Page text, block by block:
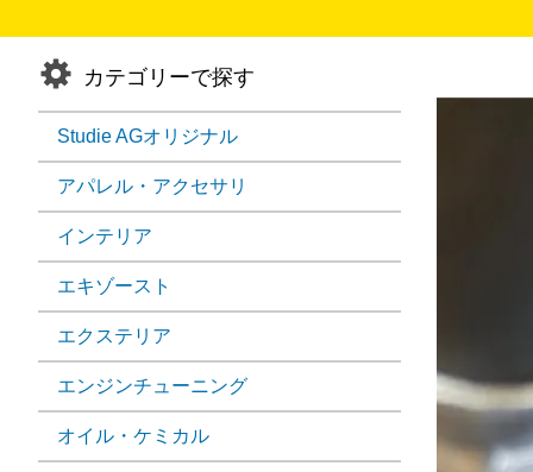
カテゴリーで探す
Studie AGオリジナル
アパレル・アクセサリ
インテリア
エキゾースト
エクステリア
エンジンチューニング
オイル・ケミカル